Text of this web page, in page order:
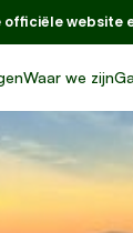
officiële website
Waar we zijn